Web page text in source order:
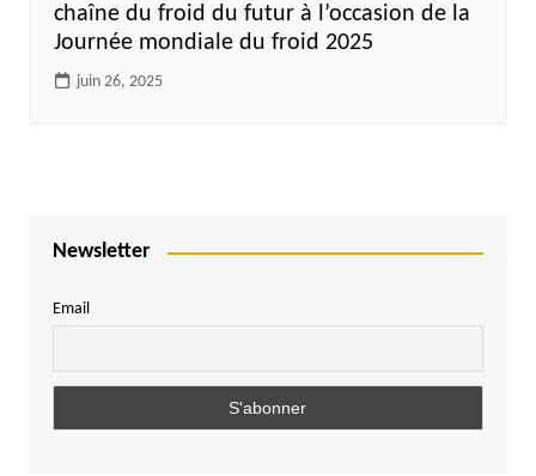
chaîne du froid du futur à l’occasion de la
Journée mondiale du froid 2025
juin 26, 2025
Newsletter
Email